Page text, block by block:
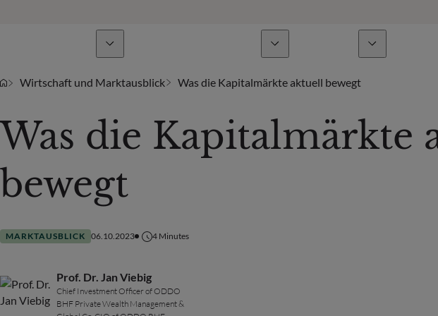
Wirtschaft und Marktausblick Was die Kapitalmärkte aktuell bewegt
Was die Kapitalmärkte
bewegt
MARKTAUSBLICK 06.10.2023 4 Minutes
Prof. Dr. Jan Viebig
Chief Investment Officer of ODDO
BHF Private Wealth Management &